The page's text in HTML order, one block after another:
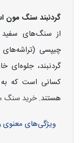
گردنبند سنگ مون
از سنگ‌های
چیپسی (تراشه‌های
گردنبند، جلوه‌ای
کسانی است که به
هستند.خرید سنگ
ویژگی‌های معنوی